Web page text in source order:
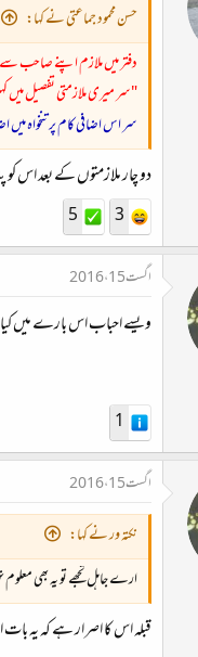
حسن محمود جماعتی نے کہا:
دفتر میں ملازم اپنے صاحب
"سر میری ملازمتی تفصیل میں
سر اس اضافی کام پر تنخواہ
دو چار ملازمتوں کے بعد اس کو
3
5
اگست 15، 2016
ویسے احباب اس بارے میں کیا
1
اگست 15، 2016
نکتہ ور نے کہا:
ارے جاہل تجھے تو یہ بھی
قبلہ اس کا اصرار ہے کہ یہ